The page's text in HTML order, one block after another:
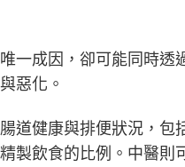
成因，卻可能同時透
惡化。
道健康與排便狀況，包
製飲食的比例。中醫則